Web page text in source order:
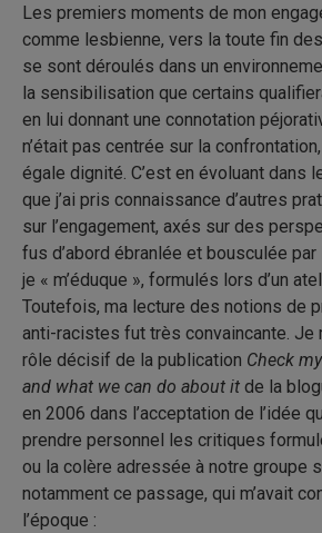
Les premiers moments de mon
comme lesbienne, vers la toute fin
se sont déroulés dans un
la sensibilisation que certains
en lui donnant une connotation
n’était pas centrée sur la
égale dignité. C’est en évoluant dans
que j’ai pris connaissance d’autres
sur l’engagement, axés sur des
fus d’abord ébranlée et bousculée
je « m’éduque », formulés lors d’un
Toutefois, ma lecture des notions de
anti-racistes fut très convaincante. Je
rôle décisif de la publication Check
and what we can do about it de la
en 2006 dans l’acceptation de l’idée
prendre personnel les critiques
ou la colère adressée à notre groupe
notamment ce passage, qui m’avait
l’époque :